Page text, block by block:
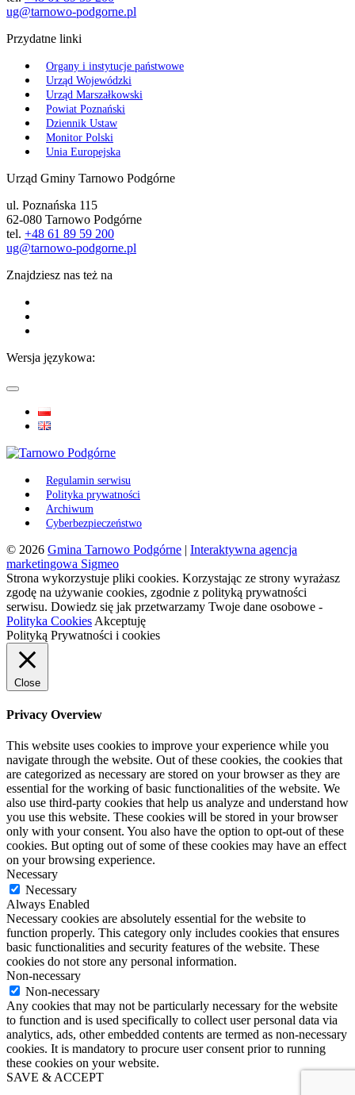
ug@tarnowo-podgorne.pl
Przydatne linki
Organy i instytucje państwowe
Urząd Wojewódzki
Urząd Marszałkowski
Powiat Poznański
Dziennik Ustaw
Monitor Polski
Unia Europejska
Urząd Gminy Tarnowo Podgórne
ul. Poznańska 115
62-080 Tarnowo Podgórne
tel. +48 61 89 59 200
ug@tarnowo-podgorne.pl
Znajdziesz nas też na
Wersja językowa:
Regulamin serwisu
Polityka prywatności
Archiwum
Cyberbezpieczeństwo
© 2026 Gmina Tarnowo Podgórne | Interaktywna agencja
marketingowa Sigmeo
Strona wykorzystuje pliki cookies. Korzystając ze strony wyrażasz
zgodę na używanie cookies, zgodnie z polityką prywatności
serwisu. Dowiedz się jak przetwarzamy Twoje dane osobowe -
Polityka Cookies Akceptuję
Polityką Prywatności i cookies
Close
Privacy Overview
This website uses cookies to improve your experience while you
navigate through the website. Out of these cookies, the cookies that
are categorized as necessary are stored on your browser as they are
essential for the working of basic functionalities of the website. We
also use third-party cookies that help us analyze and understand how
you use this website. These cookies will be stored in your browser
only with your consent. You also have the option to opt-out of these
cookies. But opting out of some of these cookies may have an effect
on your browsing experience.
Necessary
Necessary
Always Enabled
Necessary cookies are absolutely essential for the website to
function properly. This category only includes cookies that ensures
basic functionalities and security features of the website. These
cookies do not store any personal information.
Non-necessary
Non-necessary
Any cookies that may not be particularly necessary for the website
to function and is used specifically to collect user personal data via
analytics, ads, other embedded contents are termed as non-necessary
cookies. It is mandatory to procure user consent prior to running
these cookies on your website.
SAVE & ACCEPT